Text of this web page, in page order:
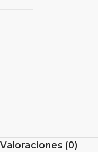
Valoraciones (0)